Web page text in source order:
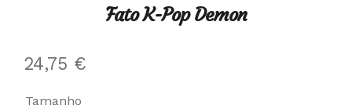
Fato K-Pop Demon
24,75 €
Tamanho